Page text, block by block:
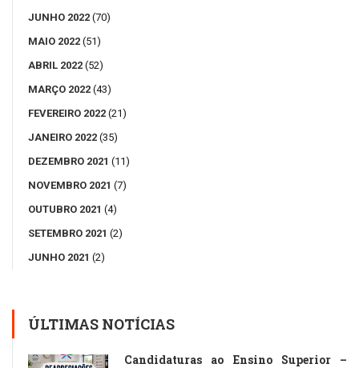
JUNHO 2022 (70)
MAIO 2022 (51)
ABRIL 2022 (52)
MARÇO 2022 (43)
FEVEREIRO 2022 (21)
JANEIRO 2022 (35)
DEZEMBRO 2021 (11)
NOVEMBRO 2021 (7)
OUTUBRO 2021 (4)
SETEMBRO 2021 (2)
JUNHO 2021 (2)
ÚLTIMAS NOTÍCIAS
Candidaturas ao Ensino Superior –